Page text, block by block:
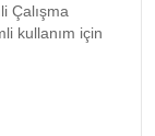
Çalışma
kullanım için